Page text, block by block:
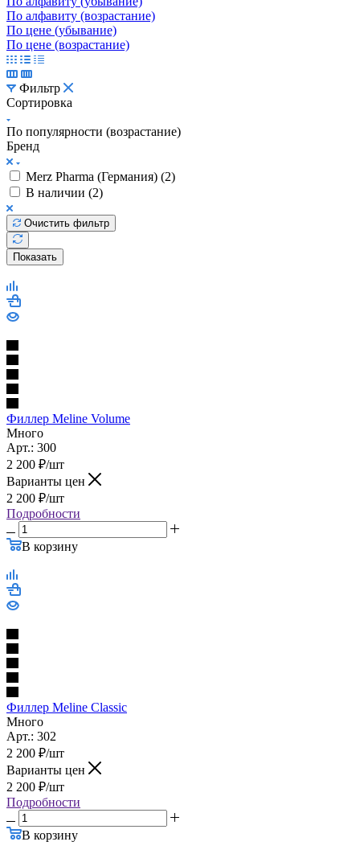
По алфавиту (возрастание)
По цене (убывание)
По цене (возрастание)
Фильтр
Сортировка
По популярности (возрастание)
Бренд
Merz Pharma (Германия) (2)
В наличии (2)
Очистить фильтр
Показать
Филлер Meline Volume
Много
Арт.: 300
2 200 ₽/шт
Варианты цен
2 200 ₽/шт
Подробности
В корзину
Филлер Meline Classic
Много
Арт.: 302
2 200 ₽/шт
Варианты цен
2 200 ₽/шт
Подробности
В корзину